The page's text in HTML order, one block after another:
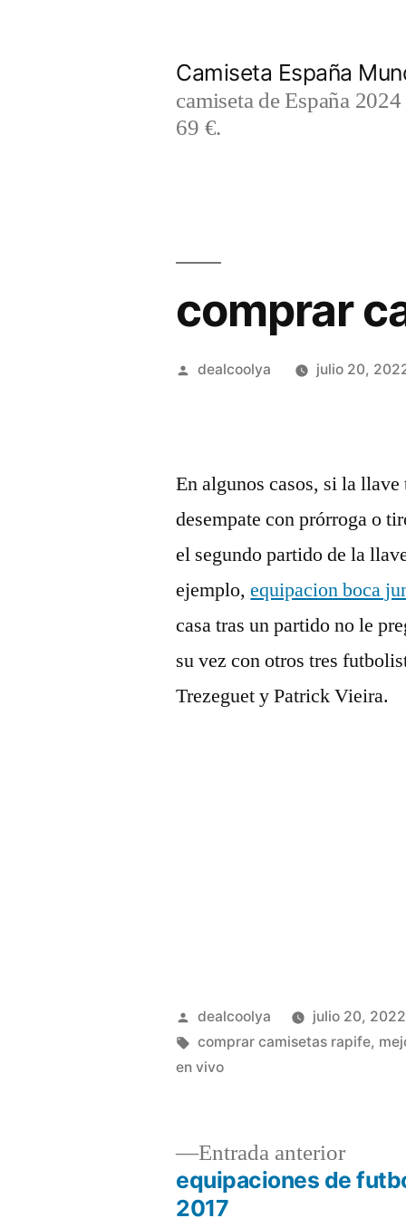
Camiseta España
camiseta de España
69 €.
comprar
Publicado
dealcoolya julio 20,
En algunos casos, si la
desempate con prórroga o
el segundo partido de la
ejemplo,equipacion boca
casa tras un partido no le
su vez con otros tres
Trezeguet y Patrick Vieira.
Publicado
por
dealcoolya julio 20, 2022
Etiquetas:
comprar camisetas rapife,
en vivo
Navegación
Entrada anteriorEntrada
equipaciones de
2017